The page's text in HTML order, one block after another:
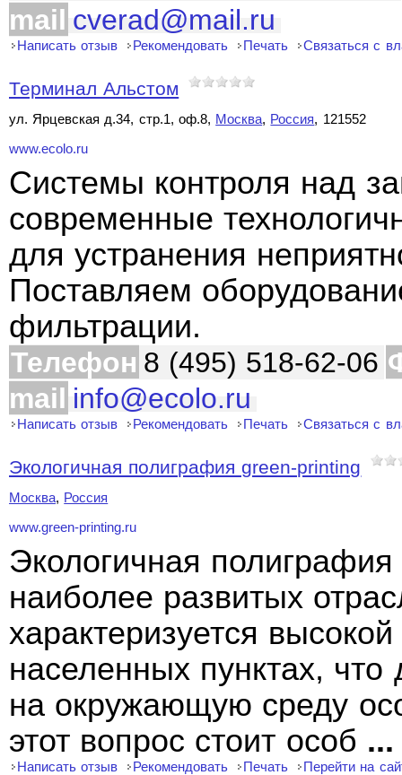
mail cverad@mail.ru
Написать отзыв Рекомендовать Печать Связаться с
Терминал Альстом
ул. Ярцевская д.34, стр.1, оф.8, Москва, Россия, 121552
www.ecolo.ru
Системы контроля над
современные
для устранения
Поставляем
фильтрации.
Телефон 8 (495) 518-62-06
mail info@ecolo.ru
Написать отзыв Рекомендовать Печать Связаться с
Экологичная полиграфия green-printing
Москва, Россия
www.green-printing.ru
Экологичная
наиболее развитых
характеризуется
населенных пунктах,
на окружающую среду
этот вопрос стоит особ ...
Написать отзыв Рекомендовать Печать Перейти на